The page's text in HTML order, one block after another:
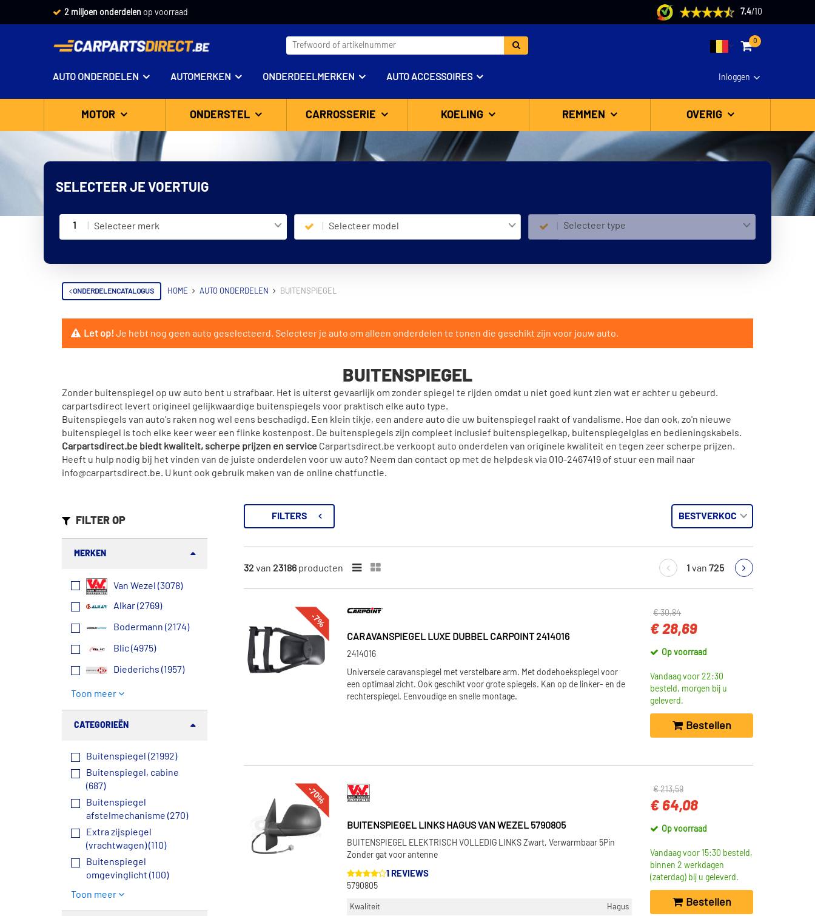
2 miljoen onderdelen op voorraad 7.4/ 10
0
Inloggen
AUTO ONDERDELEN AUTOMERKEN ONDERDEELMERKEN AUTO ACCESSOIRES
MOTOR ONDERSTEL CARROSSERIE KOELING REMMEN OVERIG
SELECTEER JE VOERTUIG
1 Selecteer merk Selecteer model Selecteer type
ONDERDELENCATALOGUS HOME AUTO ONDERDELEN BUITENSPIEGEL
Let op!Je hebt nog geen auto geselecteerd. Selecteer je auto om alleen onderdelen te tonen die geschikt zijn voor jouw auto.
BUITENSPIEGEL
Zonder buitenspiegel op uw auto bent u strafbaar. Het is uiterst gevaarlijk om zonder spiegel te rijden omdat u niet goed kunt zien wat er achter u gebeurd.
carpartsdirect levert origineel gelijkwaardige buitenspiegels voor praktisch elke auto type.
Buitenspiegels van auto's raken nog wel eens beschadigd. Een klein tikje, een andere auto die uw buitenspiegel raakt of vandalisme. Hoe dan ook, zo'n nieuwe
buitenspiegel is toch elke keer weer een flinke kostenpost. De buitenspiegels zijn compleet inclusief buitenspiegelkap, buitenspiegelglas en bedieningskabels.
Carpartsdirect.be biedt kwaliteit, scherpe prijzen en service Carpartsdirect.be verkoopt auto onderdelen van originele kwaliteit en tegen zeer scherpe prijzen.
Heeft u hulp nodig bij het vinden van de juiste onderdelen voor uw auto? Neem dan contact op met de helpdesk via 010-2467419 of stuur een mail naar
info@carpartsdirect.be. U kunt ook gebruik maken van de online chatfunctie.
FILTER OP
MERKEN
Van Wezel (3078)
Alkar (2769)
Bodermann (2174)
Blic (4975)
Diederichs (1957)
Toon meer
CATEGORIEËN
Buitenspiegel (21992)
Buitenspiegel, cabine
(687)
Buitenspiegel
afstelmechanisme (270)
Extra zijspiegel
(vrachtwagen) (110)
Buitenspiegel
omgevinglicht (100)
Toon meer
FILTERS
32van 23186 producten 1 van 725
-7%
CARAVANSPIEGEL LUXE DUBBEL CARPOINT 2414016
2414016
Universele caravanspiegel met verstelbare arm. Met dodehoekspiegel voor
een optimaal zicht. Ook geschikt voor grote spiegels. Kan op de linker- en de
rechterspiegel. Eenvoudige en snelle montage.
€ 30,84
€ 28,69
Op voorraad
Vandaag voor 22:30
besteld, morgen bij u
geleverd.
Bestellen
-70%
BUITENSPIEGEL LINKS HAGUS VAN WEZEL 5790805
BUITENSPIEGEL ELEKTRISCH VOLLEDIG LINKS Zwart, Verwarmbaar 5Pin
Zonder gat voor antenne
1 REVIEWS
5790805
Kwaliteit
Hagus
€ 213,59
€ 64,08
Op voorraad
Vandaag voor 15:30 besteld,
binnen 2 werkdagen
(zaterdag) bij u geleverd.
Bestellen